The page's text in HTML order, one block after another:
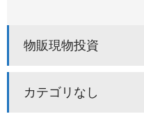
物販現物投資
カテゴリなし